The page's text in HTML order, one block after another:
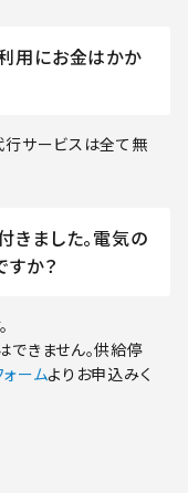
用にお金はかか
行サービスは全て無
きました。電気の
か？
できません。供給停
ームよりお申込みく